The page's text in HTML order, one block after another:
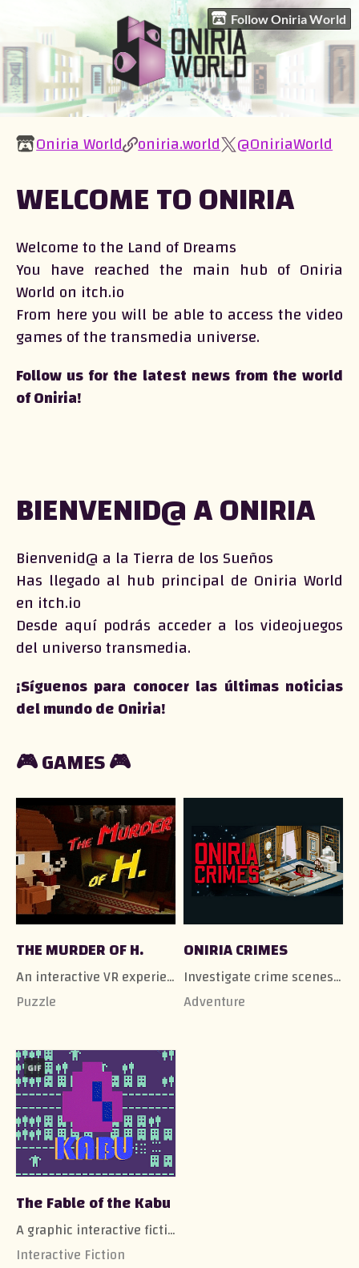
Follow Oniria World
Oniria World oniria.world @OniriaWorld
WELCOME TO ONIRIA
Welcome to the Land of Dreams
You have reached the main hub of Oniria
World on itch.io
From here you will be able to access the video
games of the transmedia universe.
Follow us for the latest news from the world
of Oniria!
BIENVENID@ A ONIRIA
Bienvenid@ a la Tierra de los Sueños
Has llegado al hub principal de Oniria World
en itch.io
Desde aquí podrás acceder a los videojuegos
del universo transmedia.
¡Síguenos para conocer las últimas noticias
del mundo de Oniria!
🎮 GAMES 🎮
THE MURDER OF H.
An interactive VR experience in a cute voxel recreation of 221B Baker Street.
Puzzle
ONIRIA CRIMES
Investigate crime scenes in a unique interactive novel where objects are the witnesses of the crimes.
Adventure
GIF
The Fable of the Kabu
A graphic interactive fiction about the world of the nightmares.
Interactive Fiction